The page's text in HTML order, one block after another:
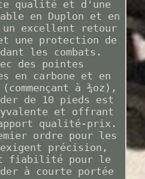
qualité et d'une
en Duplon et en
excellent retour
une protection de
les combats.
des pointes
en carbone et en
à ¾oz),
de 10 pieds est
et offrant
qualité-prix.
ordre pour les
précision,
fiabilité pour le
à courte portée